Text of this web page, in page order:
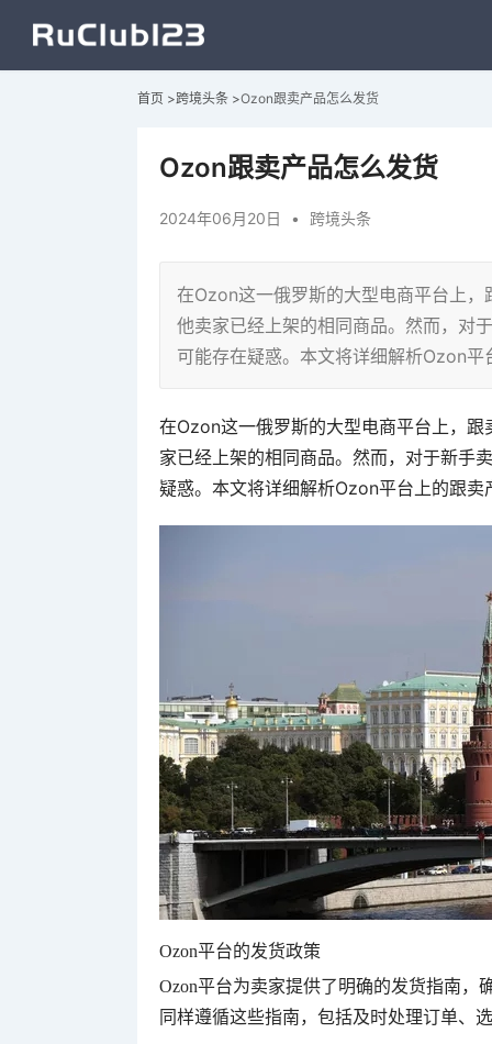
首页 >跨境头条 >Ozon跟卖产品怎么发货
Ozon跟卖产品怎么发货
2024年06月20日 • 跨境头条
在Ozon这一俄罗斯的大型电商平台上
他卖家已经上架的相同商品。然而，对
可能存在疑惑。本文将详细解析Ozon
在Ozon这一俄罗斯的大型电商平台上，
家已经上架的相同商品。然而，对于新手
疑惑。本文将详细解析Ozon平台上的跟
Ozon平台的发货政策
Ozon平台为卖家提供了明确的发货指南，
同样遵循这些指南，包括及时处理订单、